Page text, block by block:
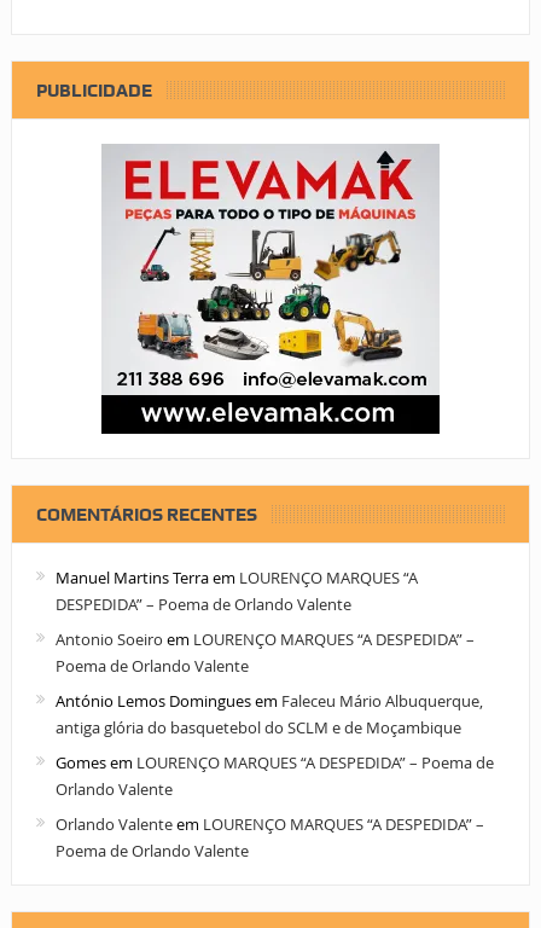
PUBLICIDADE
COMENTÁRIOS RECENTES
Manuel Martins Terraem LOURENÇO MARQUES “A
DESPEDIDA” – Poema de Orlando Valente
Antonio Soeiro em LOURENÇO MARQUES “A DESPEDIDA” –
Poema de Orlando Valente
António Lemos Dominguesem Faleceu Mário Albuquerque,
antiga glória do basquetebol do SCLM e de Moçambique
Gomesem LOURENÇO MARQUES “A DESPEDIDA” – Poema de
Orlando Valente
Orlando Valenteem LOURENÇO MARQUES “A DESPEDIDA” –
Poema de Orlando Valente